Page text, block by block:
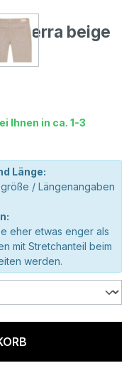
terra beige
Ihnen in ca. 1-3
Länge:
/ Längenangaben
eher etwas enger als
mit Stretchanteil beim
werden.